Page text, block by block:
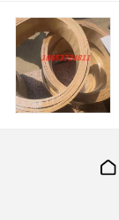
云南
宁夏
香港